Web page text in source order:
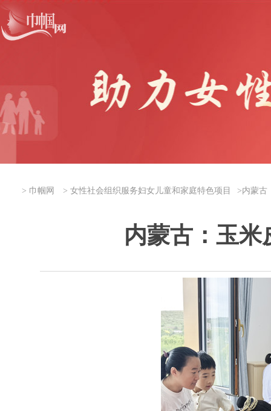
> 巾帼网 > 女性社会组织服务妇女儿童和家庭特色项目 >内蒙古
内蒙古：玉